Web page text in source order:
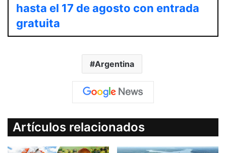
hasta el 17 de agosto con entrada
gratuita
Argentina
Artículos relacionados